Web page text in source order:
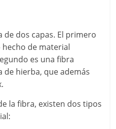
de dos capas. El primero
de material
es una fibra
de hierba, que además
la fibra, existen dos tipos